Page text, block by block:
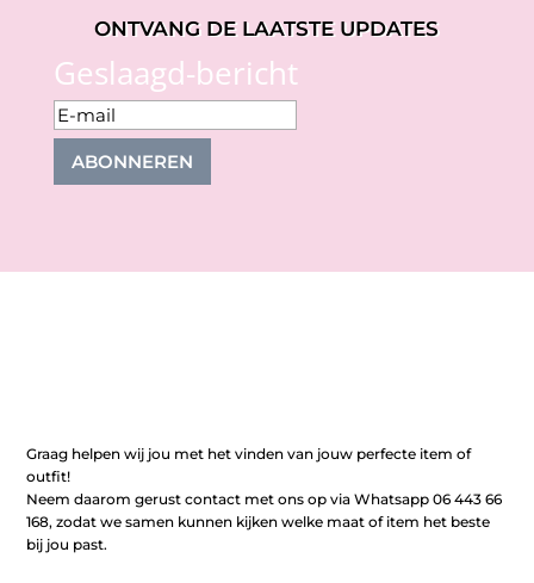
ONTVANG DE LAATSTE UPDATES
Geslaagd-bericht
ABONNEREN
Graag helpen wij jou met het vinden van jouw perfecte item of
outfit!
Neem daarom gerust contact met ons op via Whatsapp 06 443 66
168, zodat we samen kunnen kijken welke maat of item het beste
bij jou past.